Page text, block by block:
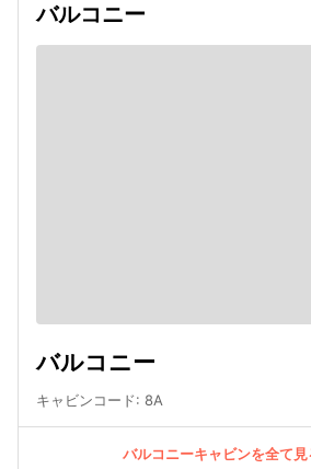
バルコニー
バルコニー
キャビンコード: 8A
バルコニーキャビンを全て